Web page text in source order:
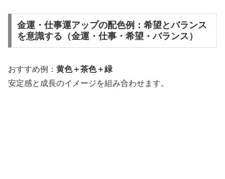
金運・仕事運アップの配色例：希望とバランス
を意識する（金運・仕事・希望・バランス）
おすすめ例： 黄色＋茶色＋緑
安定感と成長のイメージを組み合わせます。